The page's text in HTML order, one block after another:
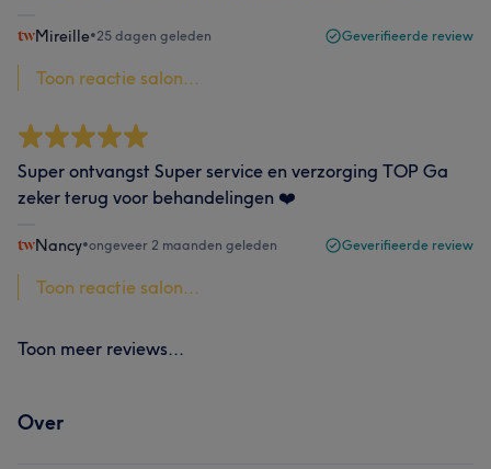
Mireille•25 dagen geleden Geverifieerde review
Toon reactie salon...
Super ontvangst Super service en verzorging TOP Ga
zeker terug voor behandelingen ❤️
Nancy•ongeveer 2 maanden geleden Geverifieerde review
Toon reactie salon...
Toon meer reviews...
Over